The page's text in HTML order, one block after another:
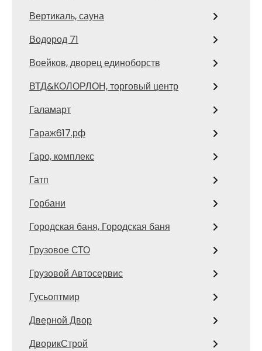
Вертикаль, сауна
Водород 71
Воейков, дворец единоборств
ВТД&КОЛОРЛОН, торговый центр
Галамарт
Гараж617.рф
Гаро, комплекс
Гатп
Горбани
Городская баня, Городская баня
Грузовое СТО
Грузовой Автосервис
Гусьоптмир
Дверной Двор
ДворикСтрой